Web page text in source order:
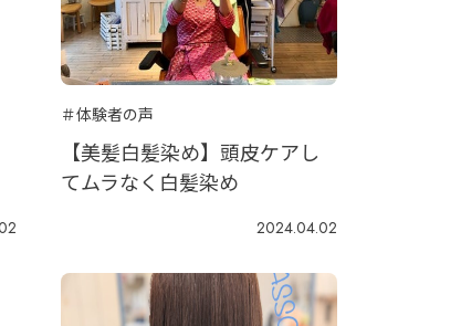
＃体験者の声
【美髪白髪染め】頭皮ケアし
てムラなく白髪染め
2024.04.02